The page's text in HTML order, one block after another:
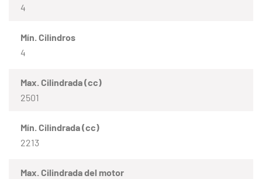
4
Mín. Cilindros
4
Max. Cilindrada (cc)
2501
Mín. Cilindrada (cc)
2213
Max. Cilindrada del motor